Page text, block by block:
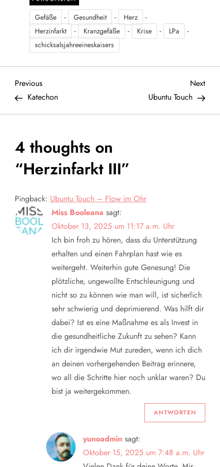
Gefäße - Gesundheit - Herz -
Herzinfarkt - Kranzgefäße - Krise - LPa -
schicksalsjahreeineskaisers
B
e
t
a
g
Previous
Post
Previous
Katechon
Next
Post
Next
Ubuntu Touch
4 thoughts on
“Herzinfarkt III”
Pingback: Ubuntu Touch – Flow im Ohr
Miss Booleana sagt:
Oktober 13, 2025 um 11:17 a.m. Uhr
Ich bin froh zu hören, dass du Unterstützung
erhalten und einen Fahrplan hast wie es
weitergeht. Weiterhin gute Genesung! Die
plötzliche, ungewollte Entschleunigung und
nicht so zu können wie man will, ist sicherlich
sehr schwierig und deprimierend. Was hilft dir
dabei? Ist es eine Maßnahme es als Invest in
die gesundheitliche Zukunft zu sehen? Kann
ich dir irgendwie Mut zureden, wenn ich dich
an deinen vorhergehenden Beitrag erinnere,
wo all die Schritte hier noch unklar waren? Du
bist ja weitergekommen.
ANTWORTEN
yunoadmin sagt:
Oktober 15, 2025 um 7:48 a.m. Uhr